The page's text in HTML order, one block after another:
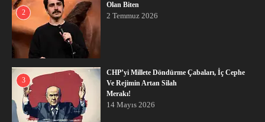
2
Olan Biten
2 Temmuz 2026
3
CHP’yi Millete Döndürme Çabaları, İç Cephe
Ve Rejimin Artan Silah
Merakı!
14 Mayıs 2026